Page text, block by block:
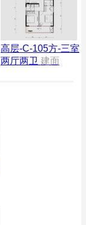
高层-C-105方-三室
两厅两卫 建面